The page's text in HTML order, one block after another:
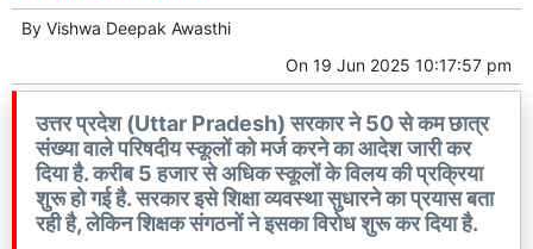
By Vishwa Deepak Awasthi
On 19 Jun 2025 10:17:57 pm
उत्तर प्रदेश (Uttar Pradesh) सरकार ने 50 से कम छात्र
संख्या वाले परिषदीय स्कूलों को मर्ज करने का आदेश जारी कर
दिया है. करीब 5 हजार से अधिक स्कूलों के विलय की प्रक्रिया
शुरू हो गई है. सरकार इसे शिक्षा व्यवस्था सुधारने का प्रयास बता
रही है, लेकिन शिक्षक संगठनों ने इसका विरोध शुरू कर दिया है.